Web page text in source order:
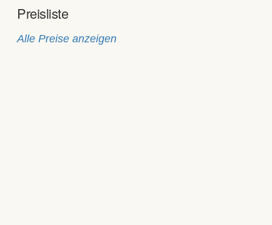
Preisliste
Alle Preise anzeigen